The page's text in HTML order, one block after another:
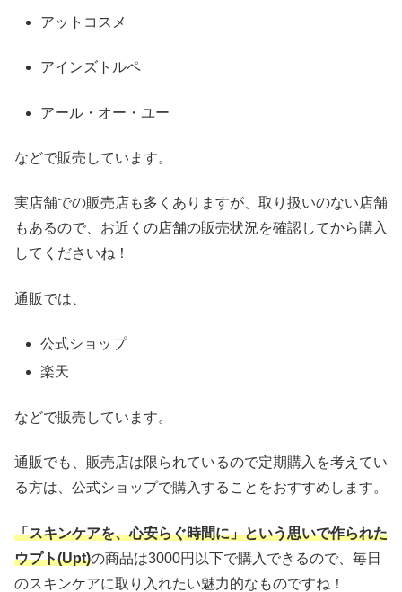
アットコスメ
アインズトルペ
アール・オー・ユー
などで販売しています。
実店舗での販売店も多くありますが、取り扱いのない店舗
もあるので、お近くの店舗の販売状況を確認してから購入
してくださいね！
通販では、
公式ショップ
楽天
などで販売しています。
通販でも、販売店は限られているので定期購入を考えてい
る方は、公式ショップで購入することをおすすめします。
「スキンケアを、心安らぐ時間に」という思いで作られた
ウプト(Upt)の商品は3000円以下で購入できるので、毎日
のスキンケアに取り入れたい魅力的なものですね！